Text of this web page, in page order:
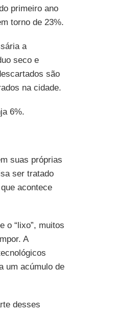
primeiro ano
torno de 23%.
a
seco e
são
na cidade.
6%.
suas próprias
ser tratado
acontece
o “lixo”, muitos
A
um acúmulo de
desses